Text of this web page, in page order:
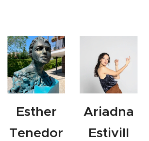
Esther
Tenedor
Ariadna
Estivill